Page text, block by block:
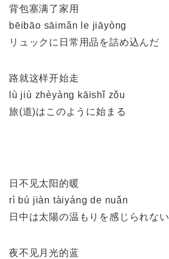
背包塞满了家用
bēibāo sāimǎn le jiāyòng
リュックに日常用品を詰め込んだ
路就这样开始走
lù jiù zhèyàng kāishǐ zǒu
旅(道)はこのように始まる
日不见太阳的暖
rì bú jiàn tàiyáng de nuǎn
日中は太陽の温もりを感じられない
夜不见月光的蓝